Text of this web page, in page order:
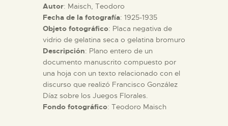
Autor: Maisch, Teodoro
Fecha de la fotografía: 1925-1935
Objeto fotográfico: Placa negativa de
vidrio de gelatina seca o gelatina bromuro
Descripción: Plano entero de un
documento manuscrito compuesto por
una hoja con un texto relacionado con el
discurso que realizó Francisco González
Díaz sobre los Juegos Florales.
Fondo fotográfico: Teodoro Maisch